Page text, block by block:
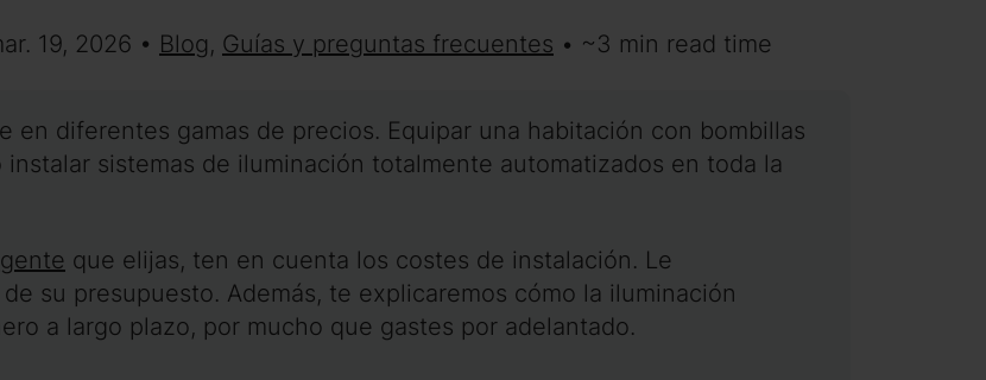
19, 2026 • Blog, Guías y preguntas frecuentes • ~3 min read time
en diferentes gamas de precios. Equipar una habitación con bombillas
sistemas de iluminación totalmente automatizados en toda la
que elijas, ten en cuenta los costes de instalación. Le
su presupuesto. Además, te explicaremos cómo la iluminación
a largo plazo, por mucho que gastes por adelantado.